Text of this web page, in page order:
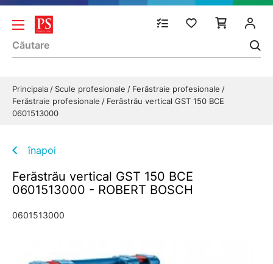
Principala Scule profesionale
Ferăstraie profesionale
Ferăstraie profesionale
Ferăstrău vertical GST 150 BCE
0601513000
înapoi
Ferăstrău vertical GST 150 BCE
0601513000 - ROBERT BOSCH
0601513000